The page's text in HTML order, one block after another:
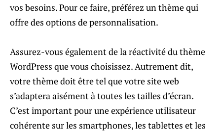
vos besoins. Pour ce faire, préférez un thème qui
offre des options de personnalisation.
Assurez-vous également de la réactivité du thème
WordPress que vous choisissez. Autrement dit,
votre thème doit être tel que votre site web
s’adaptera aisément à toutes les tailles d’écran.
C’est important pour une expérience utilisateur
cohérente sur les smartphones, les tablettes et les